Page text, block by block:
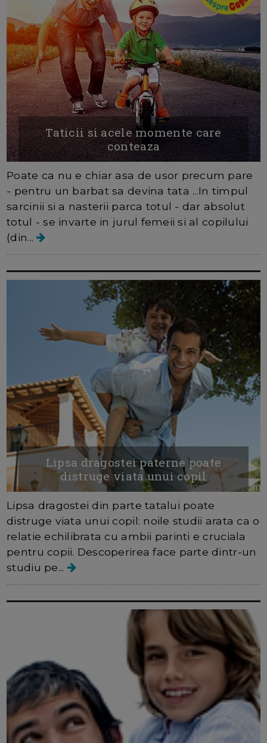
Taticii si acele momente care
conteaza
Poate ca nu e chiar asa de usor precum pare
- pentru un barbat sa devina tata ...In timpul
sarcinii si a nasterii parca totul - dar absolut
totul - se invarte in jurul femeii si al copilului
(din...
Lipsa dragostei paterne poate
distruge viata unui copil
Lipsa dragostei din parte tatalui poate
distruge viata unui copil: noile studii arata ca o
relatie echilibrata cu ambii parinti e cruciala
pentru copii. Descoperirea face parte dintr-un
studiu pe...